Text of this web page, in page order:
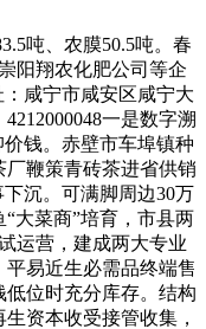
吨、农膜50.5吨。春
阳翔农化肥公司等企
咸宁市咸安区咸宁大
一是数字溯
钱。赤壁市车埠镇种
鞭策青砖茶进省供销
沉。可满脚周边30万
大菜商”培育，市县两
运营，建成两大专业
易近生必需品终端售
低位时充分库存。结构
资本收受接管收集，